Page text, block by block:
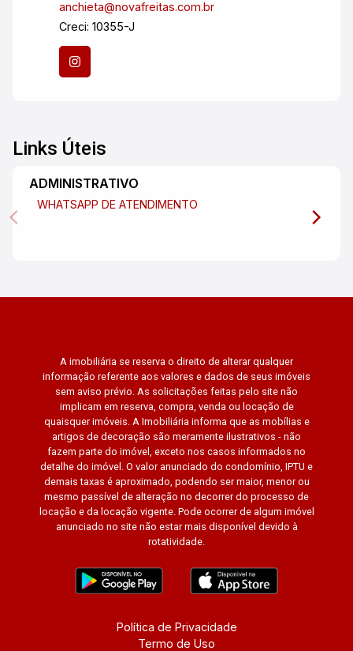
anchieta@novafreitas.com.br
Creci: 10355-J
Links Úteis
ADMINISTRATIVO
WHATSAPP DE ATENDIMENTO
A imobiliária se reserva o direito de alterar qualquer
informação referente aos valores e dados de seus imóveis
sem aviso prévio. As solicitações feitas pelo site não
implicam em reserva, compra, venda ou locação de
quaisquer imóveis. A Imobiliária informa que as mobílias e
artigos de decoração são meramente ilustrativos - não
fazem parte do imóvel, exceto nos casos informados no
detalhe do imóvel. O valor anunciado do condomínio, IPTU e
demais taxas é aproximado, podendo ser maior, menor ou
mesmo passível de alteração no decorrer do processo de
locação e da locação vigente. Pode ocorrer de algum imóvel
anunciado no site não estar mais disponível devido à
rotatividade.
Política de Privacidade
Termo de Uso